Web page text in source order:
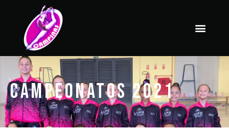
Campeonatos 2021